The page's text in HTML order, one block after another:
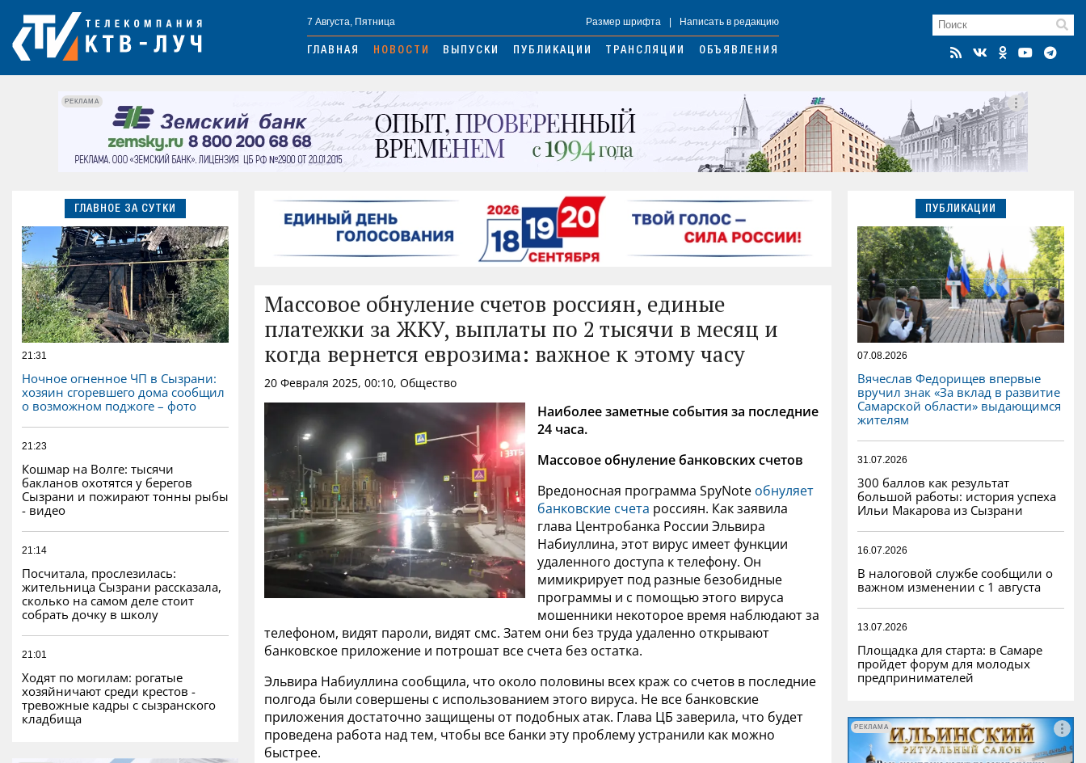
7 Августа, Пятница Размер шрифта Написать в редакцию
ГЛАВНАЯ НОВОСТИ ВЫПУСКИ ПУБЛИКАЦИИ ТРАНСЛЯЦИИ ОБЪЯВЛЕНИЯ
РЕКЛАМА
ГЛАВНОЕ ЗА СУТКИ
21:31
Ночное огненное ЧП в Сызрани:
хозяин сгоревшего дома сообщил
о возможном поджоге – фото
21:23
Кошмар на Волге: тысячи
бакланов охотятся у берегов
Сызрани и пожирают тонны рыбы
- видео
21:14
Посчитала, прослезилась:
жительница Сызрани рассказала,
сколько на самом деле стоит
собрать дочку в школу
21:01
Ходят по могилам: рогатые
хозяйничают среди крестов -
тревожные кадры с сызранского
кладбища
Массовое обнуление счетов россиян, единые
платежки за ЖКУ, выплаты по 2 тысячи в месяц и
когда вернется еврозима: важное к этому часу
20 Февраля 2025, 00:10, Общество
Наиболее заметные события за последние
24 часа.
Массовое обнуление банковских счетов
Вредоносная программа SpyNote обнуляет
банковские счета россиян. Как заявила
глава Центробанка России Эльвира
Набиуллина, этот вирус имеет функции
удаленного доступа к телефону. Он
мимикрирует под разные безобидные
программы и с помощью этого вируса
мошенники некоторое время наблюдают за
телефоном, видят пароли, видят смс. Затем они без труда удаленно открывают
банковское приложение и потрошат все счета без остатка.
Эльвира Набиуллина сообщила, что около половины всех краж со счетов в последние
полгода были совершены с использованием этого вируса. Не все банковские
приложения достаточно защищены от подобных атак. Глава ЦБ заверила, что будет
проведена работа над тем, чтобы все банки эту проблему устранили как можно
быстрее.
ПУБЛИКАЦИИ
07.08.2026
Вячеслав Федорищев впервые
вручил знак «За вклад в развитие
Самарской области» выдающимся
жителям
31.07.2026
300 баллов как результат
большой работы: история успеха
Ильи Макарова из Сызрани
16.07.2026
В налоговой службе сообщили о
важном изменении с 1 августа
13.07.2026
Площадка для старта: в Самаре
пройдет форум для молодых
предпринимателей
РЕКЛАМА